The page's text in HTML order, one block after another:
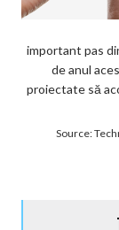
important pas
de anul
proiectate să
Source: